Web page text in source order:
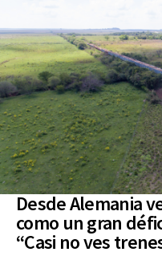
Desde Alemania
como un gran
“Casi no ves